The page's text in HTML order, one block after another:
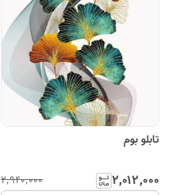
تابلو بوم
۲٬۰۱۲٬۰۰۰ ۲٬۹۴۰٬۰۰۰